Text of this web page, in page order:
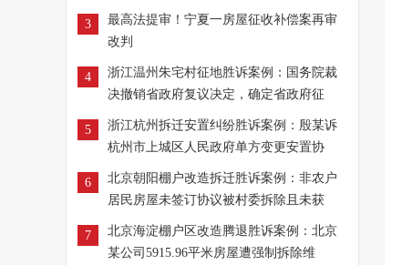
3
最高法提审！宁夏一房屋征收补偿案再审
改判
4
浙江温州朱宅村征地胜诉案例：国务院裁
决撤销省政府复议决定，确定省政府征
5
浙江杭州拆迁安置纠纷胜诉案例：殷某诉
杭州市上城区人民政府单方变更安置协
6
北京朝阳棚户改造拆迁胜诉案例：非农户
居民房屋未签订协议被村委拆除且未获
7
北京海淀棚户区改造腾退胜诉案例：北京
某公司5915.96平米房屋遭强制拆除维